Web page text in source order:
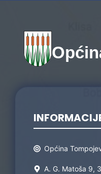
Općina
A. G. Matoša 9,